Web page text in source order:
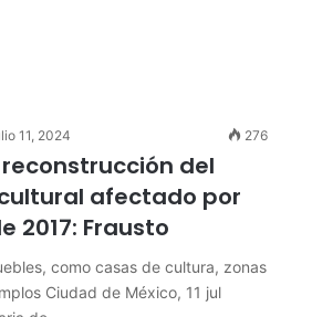
11, 2024 276
reconstrucción del
afectado por
2017: Frausto
como casas de cultura, zonas
Ciudad de México, 11 jul